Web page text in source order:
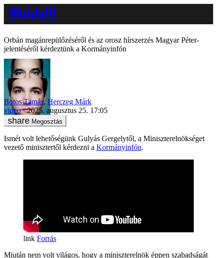
Orbán magánrepülőzéséről és az orosz hírszerzés Magyar Péter-
jelentéséről kérdeztünk a Kormányinfón
Botos Tamás, Herczeg Márk
video
2025. augusztus 25. 17:05
Megosztás
Ismét volt lehetőségünk Gulyás Gergelytől, a Miniszterelnökséget
vezető minisztertől kérdezni a Kormányinfón.
Forrás
Miután nem volt világos, hogy a miniszterelnök éppen szabadságát